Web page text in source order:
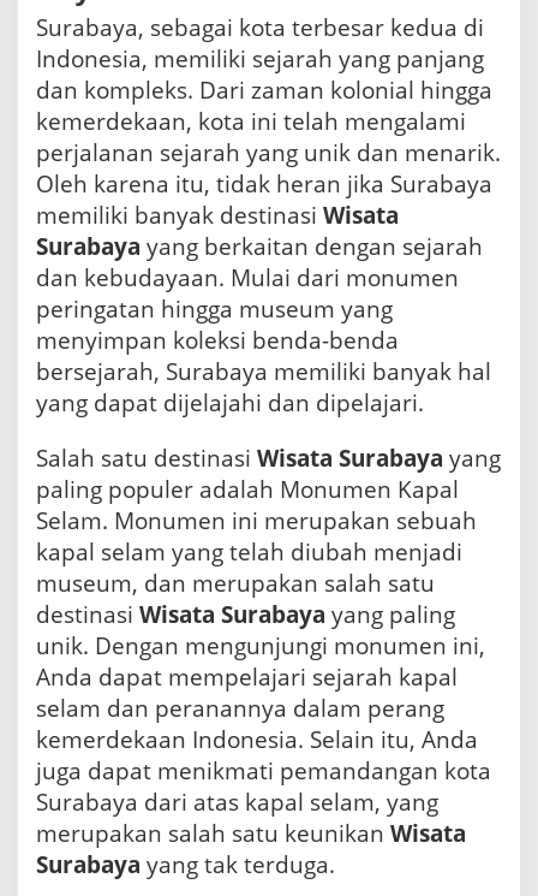
Surabaya, sebagai kota terbesar kedua di
Indonesia, memiliki sejarah yang panjang
dan kompleks. Dari zaman kolonial hingga
kemerdekaan, kota ini telah mengalami
perjalanan sejarah yang unik dan menarik.
Oleh karena itu, tidak heran jika Surabaya
memiliki banyak destinasi Wisata
Surabaya yang berkaitan dengan sejarah
dan kebudayaan. Mulai dari monumen
peringatan hingga museum yang
menyimpan koleksi benda-benda
bersejarah, Surabaya memiliki banyak hal
yang dapat dijelajahi dan dipelajari.
Salah satu destinasi Wisata Surabaya yang
paling populer adalah Monumen Kapal
Selam. Monumen ini merupakan sebuah
kapal selam yang telah diubah menjadi
museum, dan merupakan salah satu
destinasi Wisata Surabaya yang paling
unik. Dengan mengunjungi monumen ini,
Anda dapat mempelajari sejarah kapal
selam dan peranannya dalam perang
kemerdekaan Indonesia. Selain itu, Anda
juga dapat menikmati pemandangan kota
Surabaya dari atas kapal selam, yang
merupakan salah satu keunikan Wisata
Surabaya yang tak terduga.